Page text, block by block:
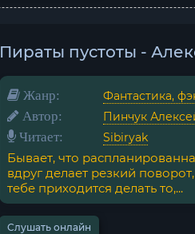
Пираты пустоты -
Жанр: Фантастика,
Автор: Пинчук
Читает: Sibiryak
Бывает, что
вдруг делает резкий
тебе приходится делать то,...
Слушать онлайн